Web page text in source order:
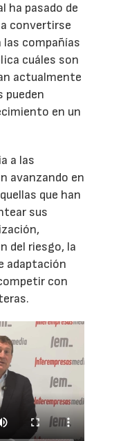
ha pasado de
convertirse
compañías
cuáles son
actualmente
pueden
en un
a las
avanzando en
que han
sus
del riesgo, la
adaptación
con